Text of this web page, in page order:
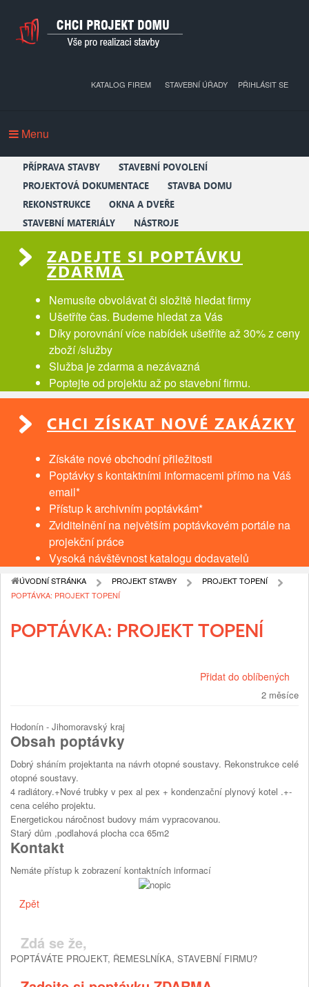
PŘIHLÁSIT SE
KATALOG FIREM STAVEBNÍ ÚŘADY
Menu
PŘÍPRAVA STAVBY
STAVEBNÍ POVOLENÍ
PROJEKTOVÁ DOKUMENTACE
STAVBA DOMU
REKONSTRUKCE
OKNA A DVEŘE
STAVEBNÍ MATERIÁLY
NÁSTROJE
ZADEJTE SI POPTÁVKU
ZDARMA
Nemusíte obvolávat či složitě hledat firmy
Ušetříte čas. Budeme hledat za Vás
Díky porovnání více nabídek ušetříte až 30% z ceny
zboží /služby
Služba je zdarma a nezávazná
Poptejte od projektu až po stavební firmu.
CHCI ZÍSKAT NOVÉ ZAKÁZKY
Získáte nové obchodní přiležitosti
Poptávky s kontaktními informacemi přímo na Váš
email*
Přístup k archivním poptávkám*
Zviditelnění na největším poptávkovém portále na
projekční práce
Vysoká návštěvnost katalogu dodavatelů
ÚVODNÍ STRÁNKA PROJEKT STAVBY
PROJEKT TOPENÍ
POPTÁVKA: PROJEKT TOPENÍ
POPTÁVKA: PROJEKT TOPENÍ
Přidat do oblíbených
2 měsíce
Hodonín - Jihomoravský kraj
Obsah poptávky
Dobrý sháním projektanta na návrh otopné soustavy. Rekonstrukce celé
otopné soustavy.
4 radiátory.+Nové trubky v pex al pex + kondenzační plynový kotel .+-
cena celého projektu.
Energetickou náročnost budovy mám vypracovanou.
Starý dům ,podlahová plocha cca 65m2
Kontakt
Nemáte přístup k zobrazení kontaktních informací
Zpět
Zdá se že,
POPTÁVÁTE PROJEKT, ŘEMESLNÍKA, STAVEBNÍ FIRMU?